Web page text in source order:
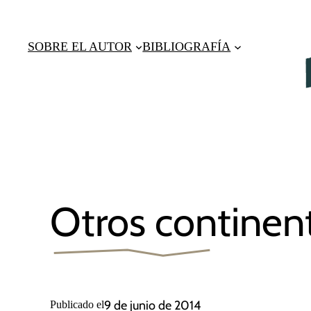
contenido
SOBRE EL AUTOR BIBLIOGRAFÍA
Otros
Publicado el9 de junio de 2014